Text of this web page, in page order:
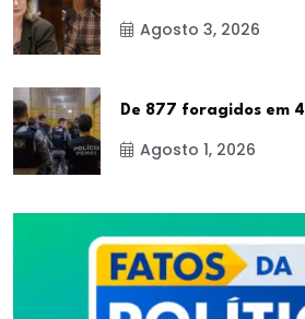
Agosto 3, 2026
De 877 foragidos em 4
Agosto 1, 2026